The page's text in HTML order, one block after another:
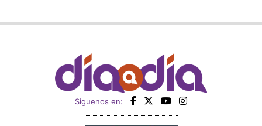
Siguenos en: